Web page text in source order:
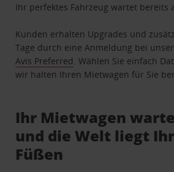
Ihr perfektes Fahrzeug wartet bereits
Kunden erhalten Upgrades und
Tage durch eine Anmeldung bei
Avis Preferred . Wählen Sie einfach
wir halten Ihren Mietwagen für Sie
Ihr Mietwagen
und die Welt liegt
Füßen